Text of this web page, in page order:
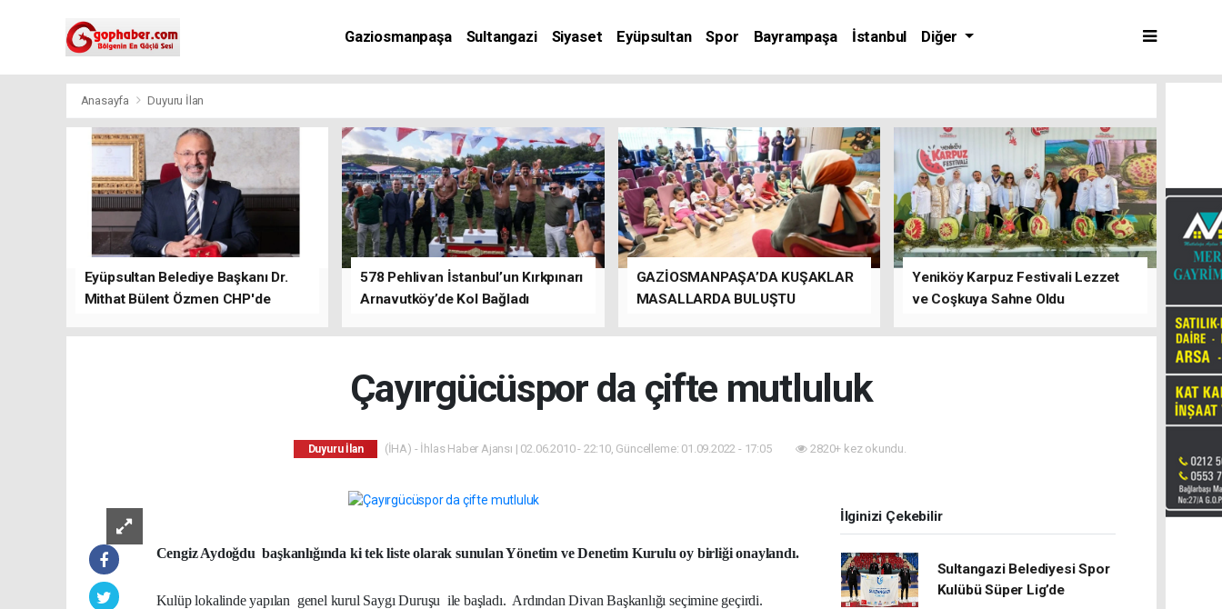
Gaziosmanpaşa Sultangazi Siyaset Eyüpsultan Spor Bayrampaşa İstanbul Diğer
Anasayfa Duyuru İlan
Eyüpsultan Belediye Başkanı Dr.
Mithat Bülent Özmen CHP'de
578 Pehlivan İstanbul’un Kırkpınarı
Arnavutköy’de Kol Bağladı
GAZİOSMANPAŞA’DA KUŞAKLAR
MASALLARDA BULUŞTU
Yeniköy Karpuz Festivali Lezzet
ve Coşkuya Sahne Oldu
Çayırgücüspor da çifte mutluluk
Duyuru İlan (İHA) - İhlas Haber Ajansı | 02.06.2010 - 22:10, Güncelleme: 01.09.2022 - 17:05 2820+ kez okundu.
Cengiz Aydoğdu başkanlığında ki tek liste olarak sunulan Yönetim ve Denetim Kurulu oy birliği onaylandı.
Kulüp lokalinde yapılan genel kurul Saygı Duruşu ile başladı. Ardından Divan Başkanlığı seçimine geçirdi.
İlginizi Çekebilir
Sultangazi Belediyesi Spor
Kulübü Süper Lig’de